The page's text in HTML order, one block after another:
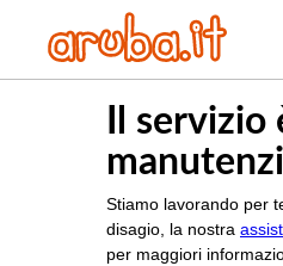
Il servizio
Stiamo lavorando per
disagio, la nostra
per maggiori